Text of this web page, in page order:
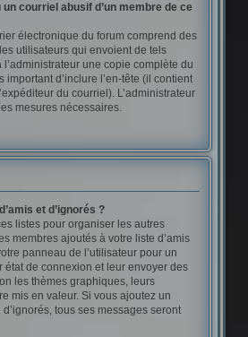
un courriel abusif d’un membre de ce
électronique du forum comprend des
utilisateurs qui envoient de tels
l’administrateur une copie complète du
important d’inclure l’en-tête (il contient
du courriel). L’administrateur
mesures nécessaires.
et d’ignorés ?
listes pour organiser les autres
membres ajoutés à votre liste d’amis
panneau de l’utilisateur pour un
état de connexion et leur envoyer des
les thèmes graphiques, leurs
mis en valeur. Si vous ajoutez un
tous ses messages seront